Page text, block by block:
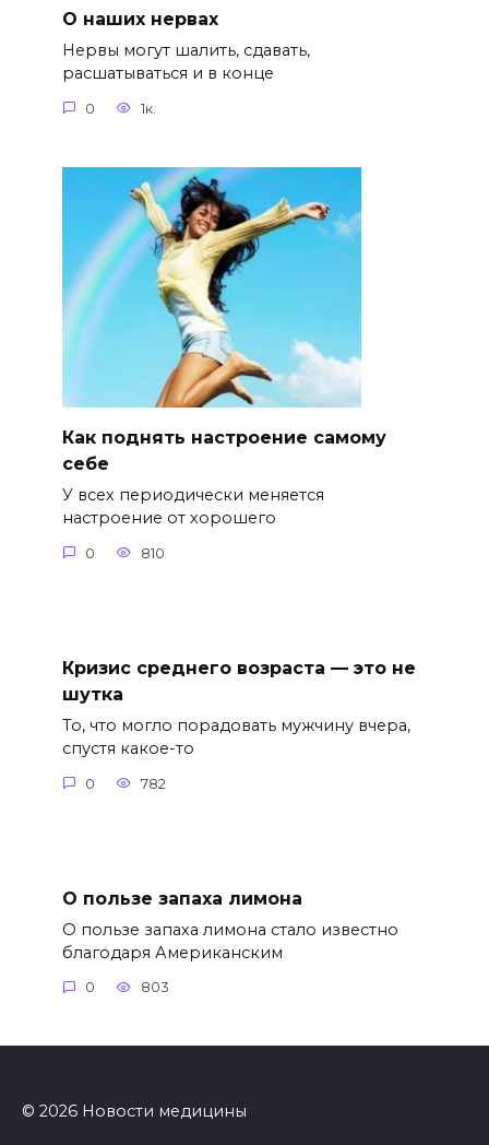
О наших нервах
Нервы могут шалить, сдавать,
расшатываться и в конце
0 1к.
Как поднять настроение самому
себе
У всех периодически меняется
настроение от хорошего
0 810
Кризис среднего возраста — это не
шутка
То, что могло порадовать мужчину вчера,
спустя какое-то
0 782
О пользе запаха лимона
О пользе запаха лимона стало известно
благодаря Американским
0 803
© 2026 Новости медицины